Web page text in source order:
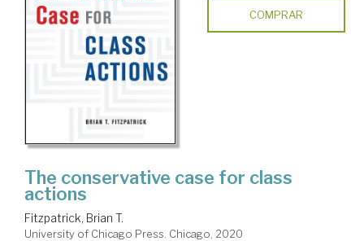
COMPRAR
The conservative case for class
actions
Fitzpatrick, Brian T.
University of Chicago Press. Chicago, 2020